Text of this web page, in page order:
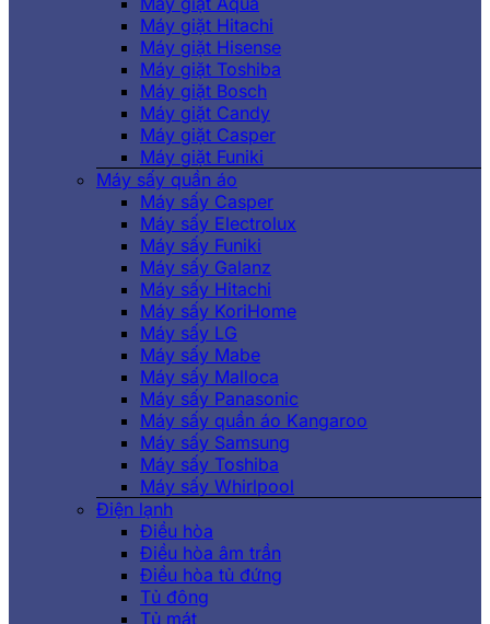
Máy giặt Hitachi
Máy giặt Hisense
Máy giặt Toshiba
Máy giặt Bosch
Máy giặt Candy
Máy giặt Casper
Máy giặt Funiki
Máy sấy quần áo
Máy sấy Casper
Máy sấy Electrolux
Máy sấy Funiki
Máy sấy Galanz
Máy sấy Hitachi
Máy sấy KoriHome
Máy sấy LG
Máy sấy Mabe
Máy sấy Malloca
Máy sấy Panasonic
Máy sấy quần áo Kangaroo
Máy sấy Samsung
Máy sấy Toshiba
Máy sấy Whirlpool
Điện lạnh
Điều hòa
Điều hòa âm trần
Điều hòa tủ đứng
Tủ đông
Tủ mát